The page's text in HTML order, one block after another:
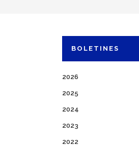
BOLETINES
2026
2025
2024
2023
2022